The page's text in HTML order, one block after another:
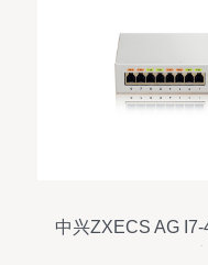
中兴ZXECS AG